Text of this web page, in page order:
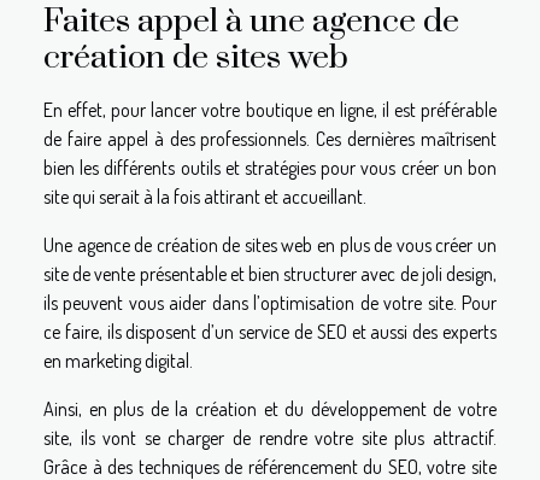
Faites appel à une agence de
création de sites web
En effet, pour lancer votre boutique en ligne, il est préférable
de faire appel à des professionnels. Ces dernières maîtrisent
bien les différents outils et stratégies pour vous créer un bon
site qui serait à la fois attirant et accueillant.
Une agence de création de sites web en plus de vous créer un
site de vente présentable et bien structurer avec de joli design,
ils peuvent vous aider dans l’optimisation de votre site. Pour
ce faire, ils disposent d’un service de SEO et aussi des experts
en marketing digital.
Ainsi, en plus de la création et du développement de votre
site, ils vont se charger de rendre votre site plus attractif.
Grâce à des techniques de référencement du SEO, votre site